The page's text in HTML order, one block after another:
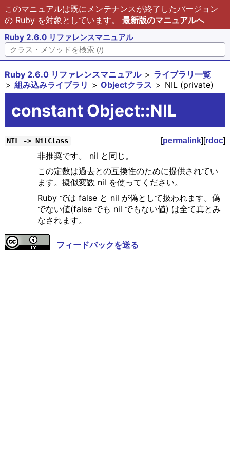
このマニュアルは既にメンテナンスが終了したバージョン
の Ruby を対象としています。 最新版のマニュアルへ
Ruby 2.6.0 リファレンスマニュアル
Ruby 2.6.0 リファレンスマニュアル
ライブラリ一覧
組み込みライブラリ
Objectクラス NIL (private)
constant Object::NIL
NIL -> NilClass [permalink][rdoc]
非推奨です。 nil と同じ。
この定数は過去との互換性のために提供されてい
ます。擬似変数 nil を使ってください。
Ruby では false と nil が偽として扱われます。偽
でない値(false でも nil でもない値) は全て真とみ
なされます。
フィードバックを送る